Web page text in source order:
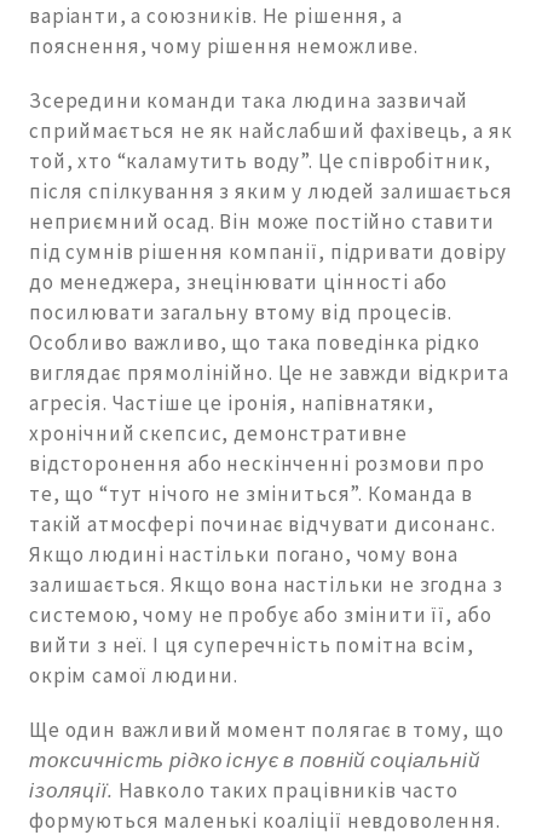
варіанти, а союзників. Не рішення, а
пояснення, чому рішення неможливе.
Зсередини команди така людина зазвичай
сприймається не як найслабший фахівець, а як
той, хто “каламутить воду”. Це співробітник,
після спілкування з яким у людей залишається
неприємний осад. Він може постійно ставити
під сумнів рішення компанії, підривати довіру
до менеджера, знецінювати цінності або
посилювати загальну втому від процесів.
Особливо важливо, що така поведінка рідко
виглядає прямолінійно. Це не завжди відкрита
агресія. Частіше це іронія, напівнатяки,
хронічний скепсис, демонстративне
відсторонення або нескінченні розмови про
те, що “тут нічого не зміниться”. Команда в
такій атмосфері починає відчувати дисонанс.
Якщо людині настільки погано, чому вона
залишається. Якщо вона настільки не згодна з
системою, чому не пробує або змінити її, або
вийти з неї. І ця суперечність помітна всім,
окрім самої людини.
Ще один важливий момент полягає в тому, що
токсичність рідко існує в повній соціальній
ізоляції. Навколо таких працівників часто
формуються маленькі коаліції невдоволення.